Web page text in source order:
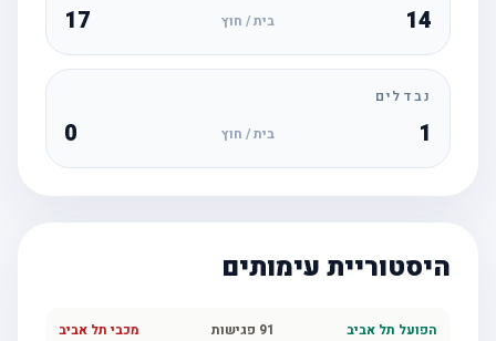
14 בית / חוץ 17
נבדלים
בית / חוץ
היסטוריית עימותים
הפועל תל אביב פגישות מכבי תל אביב